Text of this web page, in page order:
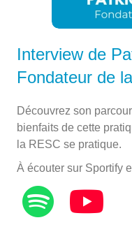
Interview de
Fondateur de
Découvrez son
bienfaits de cette
la RESC se pratique.
À écouter sur Sportify